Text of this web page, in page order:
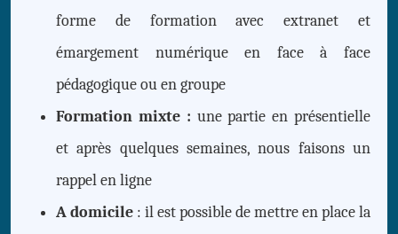
forme de formation avec extranet et
émargement numérique en face à face
pédagogique ou en groupe
Formation mixte : une partie en présentielle
et après quelques semaines, nous faisons un
rappel en ligne
A domicile: il est possible de mettre en place la